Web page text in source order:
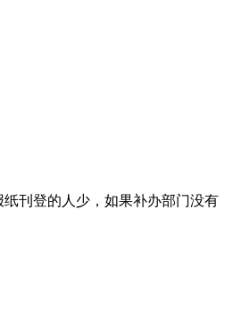
刊登的人少，如果补办部门没有